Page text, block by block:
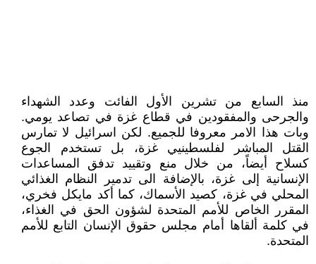
منذ السابع من تشرين الأول الفائت وعدد الشهداء
والجرحى والمفقودين في قطاع غزة في تصاعد يومي.
وبات هذا الامر معروفا للجميع. لكن اسرائيل لا تمارس
القتل المباشر لفلسطينيي غزة، بل تستخدم الجوع
كسلاح أيضاً، من خلال منع وتقييد تدفق المساعدات
الإنسانية إلى غزة، بالإضافة الى تدمير النظام الغذائي
المحلي في غزة، كصيد الأسماك، كما أكد مايكل فخري،
المقرر الخاص للأمم المتحدة لشؤون الحق في الغذاء،
في كلمة ألقاها أمام مجلس حقوق الإنسان التابع للأمم
المتحدة.